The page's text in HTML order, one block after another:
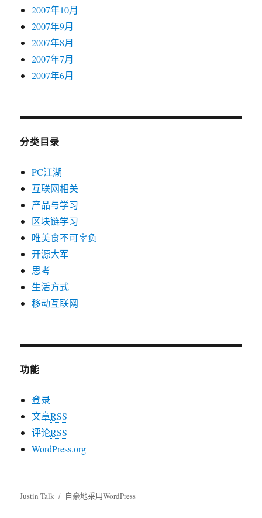
2007年10月
2007年9月
2007年8月
2007年7月
2007年6月
分类目录
PC江湖
互联网相关
产品与学习
区块链学习
唯美食不可辜负
开源大军
思考
生活方式
移动互联网
功能
登录
文章RSS
评论RSS
WordPress.org
Justin Talk 自豪地采用WordPress